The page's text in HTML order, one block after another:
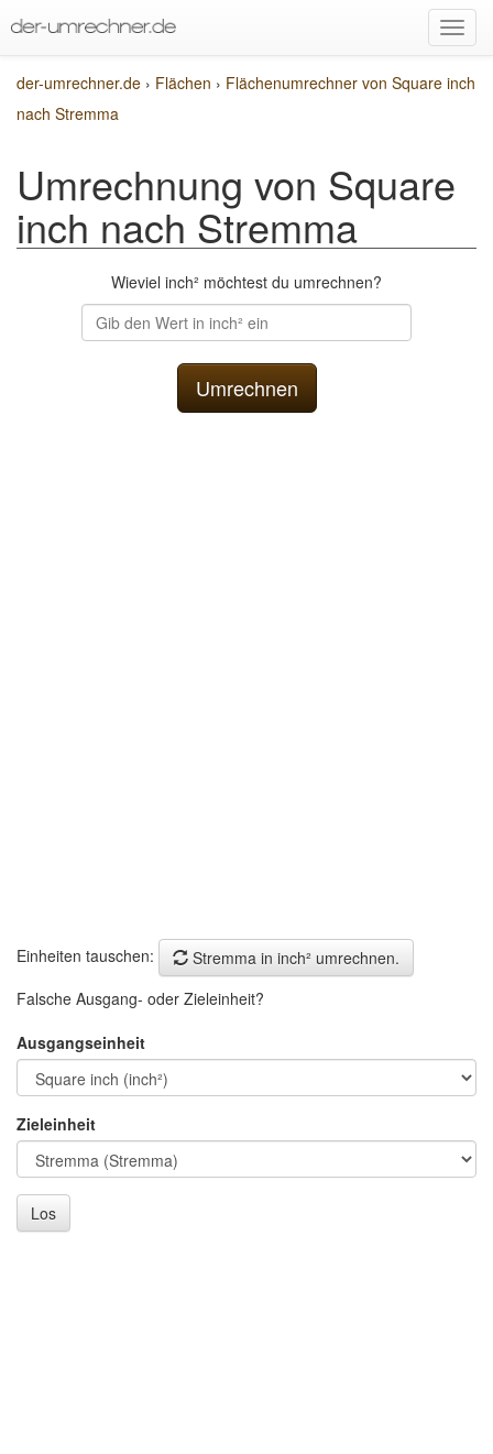
der-umrechner.de › Flächen › Flächenumrechner von Square inch
nach Stremma
Umrechnung von Square
inch nach Stremma
Wieviel inch² möchtest du umrechnen?
Einheiten tauschen:
Stremma in inch² umrechnen.
Falsche Ausgang- oder Zieleinheit?
Ausgangseinheit
Zieleinheit
Los